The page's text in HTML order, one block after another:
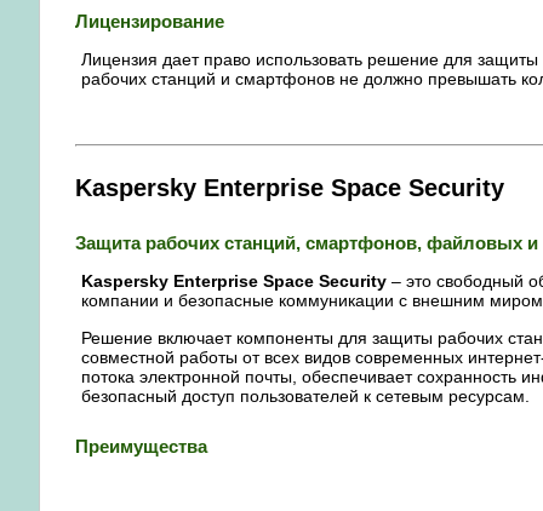
Лицензирование
Лицензия дает право использовать решение для
рабочих станций и смартфонов не должно превышать
Kaspersky Enterprise Space Security
Защита рабочих станций, смартфонов, файловых и
Kaspersky Enterprise Space Security– это свободный
компании и безопасные коммуникации с внешним
Решение включает компоненты для защиты рабочих
совместной работы от всех видов современных
потока электронной почты, обеспечивает сохранность
безопасный доступ пользователей к сетевым ресурсам.
Преимущества